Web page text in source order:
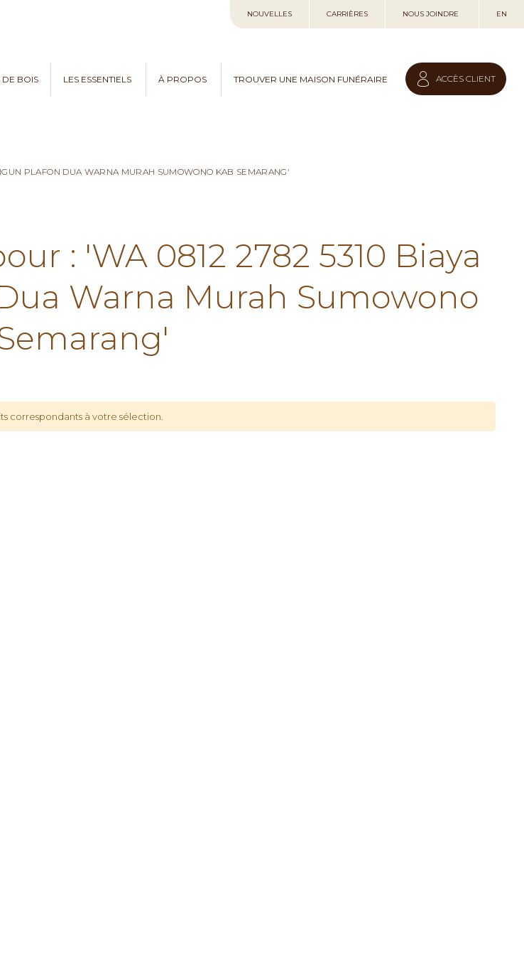
au
NOUVELLES CARRIÈRES NOUS JOINDRE EN
DE BOIS LES ESSENTIELS À PROPOS TROUVER UNE MAISON FUNÉRAIRE ACCÈS CLIENT
PLAFON DUA WARNA MURAH SUMOWONO KAB SEMARANG'
: 'WA 0812 2782 5310 Biaya
Warna Murah Sumowono
correspondants à votre sélection.